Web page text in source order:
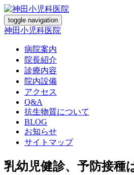
toggle navigation
神田小児科医院
病院案内
院長紹介
診療内容
院内設備
アクセス
Q&A
抗生物質について
BLOG
お知らせ
サイトマップ
乳幼児健診、予防接種